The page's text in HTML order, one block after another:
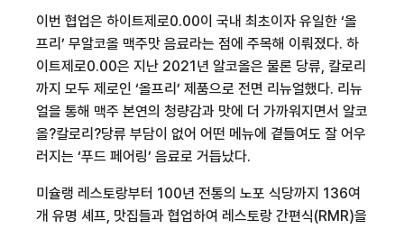
이번 협업은 하이트제로0.00이 국내 최초이자 유일한 ‘올
프리’ 무알코올 맥주맛 음료라는 점에 주목해 이뤄졌다. 하
이트제로0.00은 지난 2021년 알코올은 물론 당류, 칼로리
까지 모두 제로인 ‘올프리’ 제품으로 전면 리뉴얼했다. 리뉴
얼을 통해 맥주 본연의 청량감과 맛에 더 가까워지면서 알코
올?칼로리?당류 부담이 없어 어떤 메뉴에 곁들여도 잘 어우
러지는 ‘푸드 페어링’ 음료로 거듭났다.
미슐랭 레스토랑부터 100년 전통의 노포 식당까지 136여
개 유명 셰프, 맛집들과 협업하여 레스토랑 간편식(RMR)을